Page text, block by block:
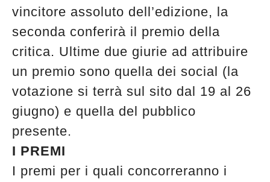
vincitore assoluto dell’edizione, la
seconda conferirà il premio della
critica. Ultime due giurie ad attribuire
un premio sono quella dei social (la
votazione si terrà sul sito dal 19 al 26
giugno) e quella del pubblico
presente.
I PREMI
I premi per i quali concorreranno i